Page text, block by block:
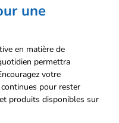
une
en matière de
permettra
votre
pour rester
produits disponibles sur